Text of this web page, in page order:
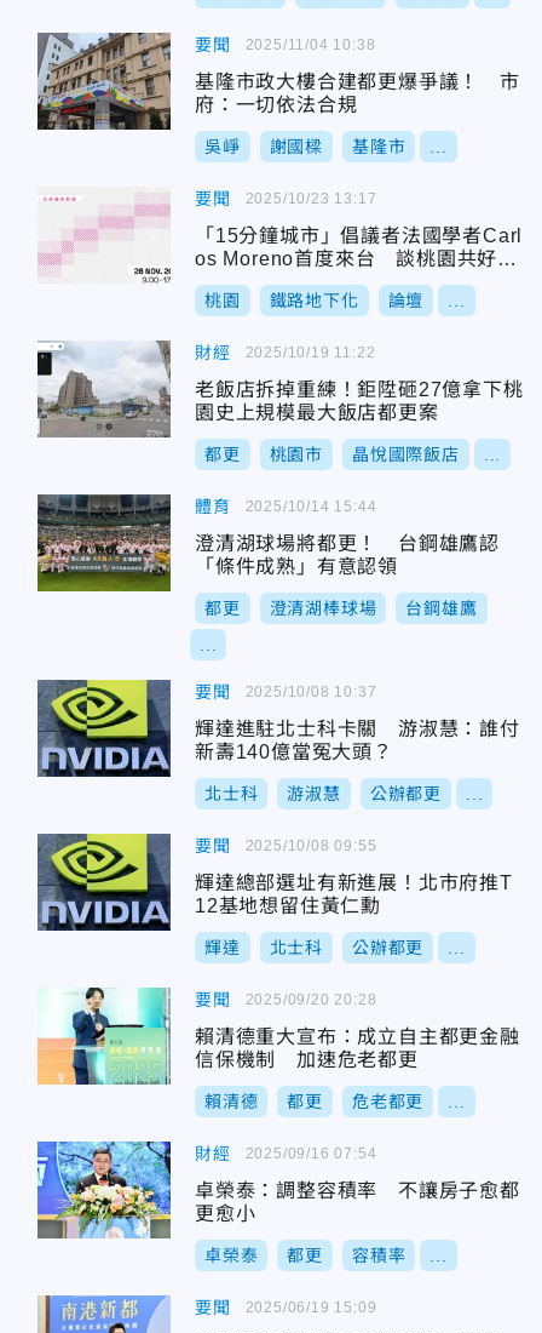
要聞
基隆市政大樓合建都更爆爭議！ 市
府：一切依法合規
吳崢 謝國樑 基隆市
2025/11/04 10:38
要聞
「15分鐘城市」倡議者法國學者Carl
os Moreno首度來台 談桃園共好城
市規劃 論壇報名開跑 報名搶先聽
桃鐵路地下化藍圖
桃園 鐵路地下化 論壇
2025/10/23 13:17
財經
老飯店拆掉重練！鉅陞砸27億拿下桃
園史上規模最大飯店都更案
都更 桃園市 晶悅國際飯店
2025/10/19 11:22
體育
澄清湖球場將都更！ 台鋼雄鷹認
「條件成熟」有意認領
都更 澄清湖棒球場 台鋼雄鷹
2025/10/14 15:44
要聞
輝達進駐北士科卡關 游淑慧：誰付
新壽140億當冤大頭？
北士科 游淑慧 公辦都更
2025/10/08 10:37
要聞
輝達總部選址有新進展！北市府推T
12基地想留住黃仁勳
輝達 北士科 公辦都更
2025/10/08 09:55
要聞
賴清德重大宣布：成立自主都更金融
信保機制 加速危老都更
賴清德 都更 危老都更
2025/09/20 20:28
財經
卓榮泰：調整容積率 不讓房子愈都
更愈小
卓榮泰 都更 容積率
2025/09/16 07:54
要聞 2025/06/19 15:09